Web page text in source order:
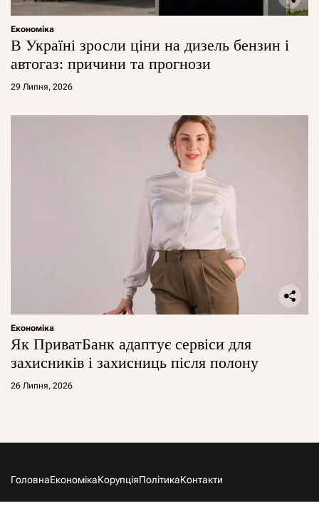
Економіка
В Україні зросли ціни на дизель бензин і
автогаз: причини та прогнози
29 Липня, 2026
Економіка
Як ПриватБанк адаптує сервіси для
захисників і захисниць після полону
26 Липня, 2026
ГоловнаЕкономікаКорупціяПолітикаКонтакти